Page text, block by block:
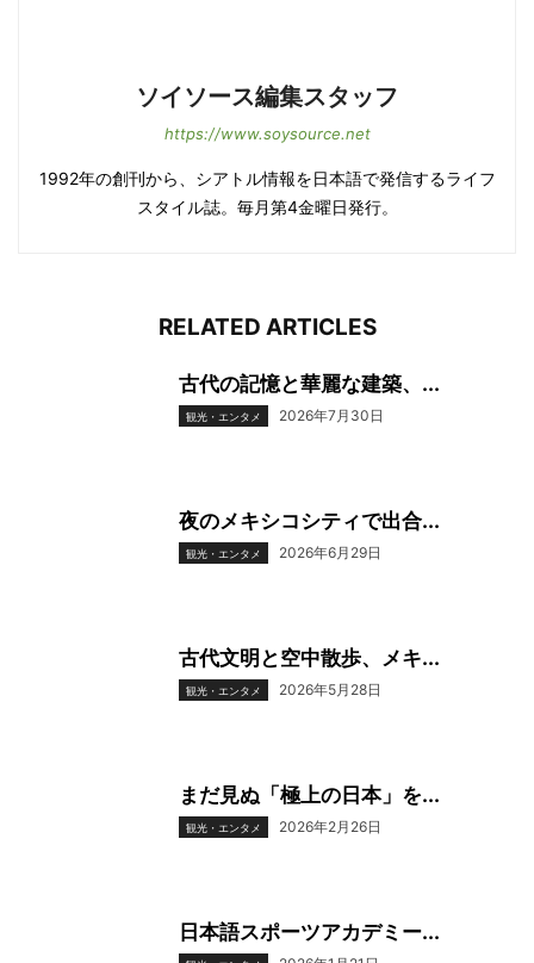
ソイソース編集スタッフ
https://www.soysource.net
1992年の創刊から、シアトル情報を日本語で発信するライフ
スタイル誌。毎月第4金曜日発行。
RELATED ARTICLES
古代の記憶と華麗な建築、...
観光・エンタメ 2026年7月30日
夜のメキシコシティで出合...
観光・エンタメ 2026年6月29日
古代文明と空中散歩、メキ...
観光・エンタメ 2026年5月28日
まだ見ぬ「極上の日本」を...
観光・エンタメ 2026年2月26日
日本語スポーツアカデミー...